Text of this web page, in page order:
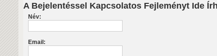
A Bejelentéssel Kapcsolatos Fejleményt Ide
Név:
Email: